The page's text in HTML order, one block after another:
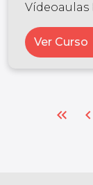
Vídeoaulas
Ver Curso
keyboard_double_arrow_left chevron_left